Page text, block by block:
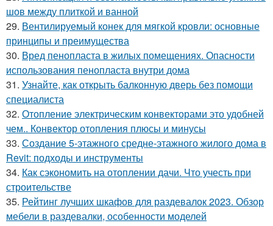
шов между плиткой и ванной
29. Вентилируемый конек для мягкой кровли: основные
принципы и преимущества
30. Вред пенопласта в жилых помещениях. Опасности
использования пенопласта внутри дома
31. Узнайте, как открыть балконную дверь без помощи
специалиста
32. Отопление электрическим конвекторами это удобней
чем.. Конвектор отопления плюсы и минусы
33. Создание 5-этажного средне-этажного жилого дома в
Revit: подходы и инструменты
34. Как сэкономить на отоплении дачи. Что учесть при
строительстве
35. Рейтинг лучших шкафов для раздевалок 2023. Обзор
мебели в раздевалки, особенности моделей